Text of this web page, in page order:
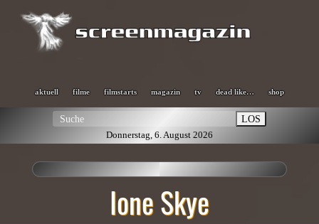
aktuell filme filmstarts magazin tv dead like… shop
LOS
Donnerstag, 6. August 2026
Ione Skye